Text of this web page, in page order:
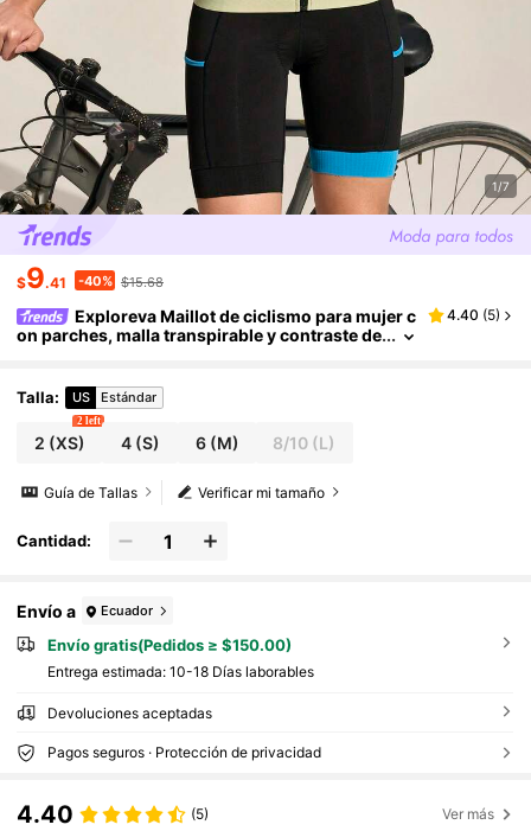
1/7
$9.41 -40% $15.68
Exploreva Maillot de ciclismo para mujer c
on parches, malla transpirable y contraste de
4.40 (5)
Talla: US Estándar
2 (XS)
2 left
4(S) 6(M) 8/10 (L)
Verificar mi tamaño
Guía de Tallas
Cantidad:
Envío a Ecuador
Envío gratis(Pedidos ≥ $150.00)
Entrega estimada: 10-18 Días laborables
Devoluciones aceptadas
Pagos seguros · Protección de privacidad
4.40 (5) Ver más